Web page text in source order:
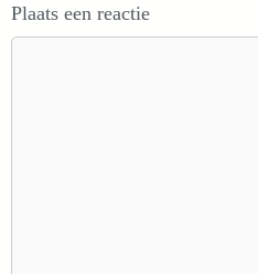
Plaats een reactie